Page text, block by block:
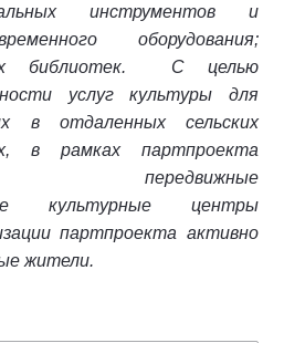
инструментов и
оборудования;
библиотек. С целью
услуг культуры для
в отдаленных сельских
в рамках партпроекта
передвижные
культурные центры
партпроекта активно
жители.